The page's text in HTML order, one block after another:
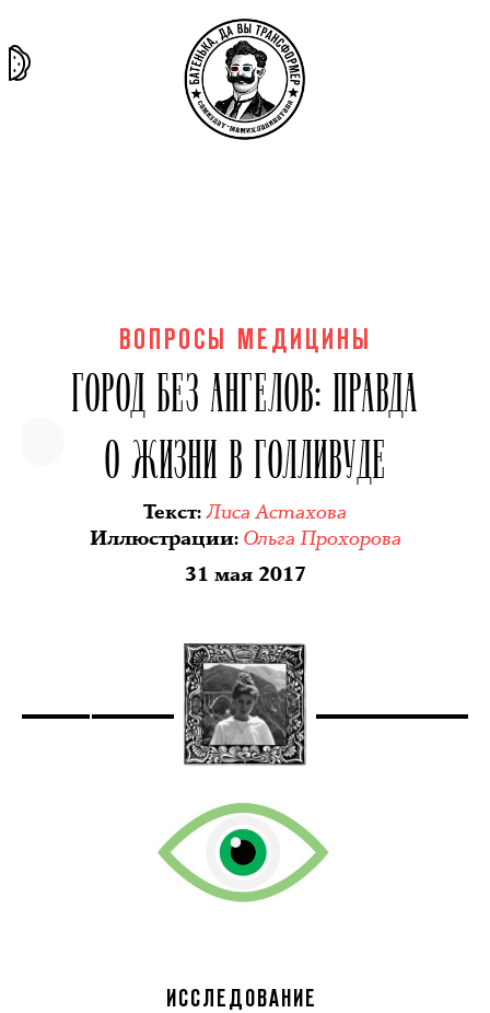
ВОПРОСЫ МЕДИЦИНЫ
ГОРОД БЕЗ АНГЕЛОВ: ПРАВДА
О ЖИЗНИ В ГОЛЛИВУДЕ
Текст:Лиса Астахова
Иллюстрации: Ольга Прохорова
31 мая 2017
ИССЛЕДОВАНИЕ